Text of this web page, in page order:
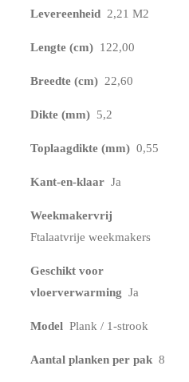
Levereenheid 2,21 M2
Lengte (cm) 122,00
Breedte (cm) 22,60
Dikte (mm) 5,2
Toplaagdikte (mm) 0,55
Kant-en-klaar Ja
Weekmakervrij
Ftalaatvrije weekmakers
Geschikt voor
vloerverwarming Ja
Model Plank / 1-strook
Aantal planken per pak 8